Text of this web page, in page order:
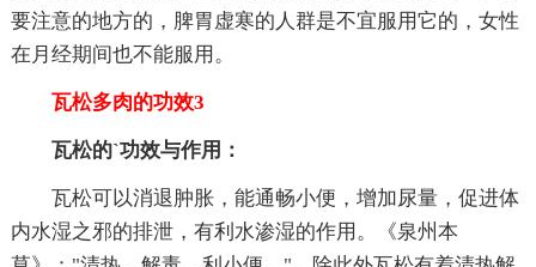
要注意的地方的，脾胃虚寒的人群是不宜服用它的，女性
在月经期间也不能服用。
瓦松多肉的功效3
瓦松的`功效与作用：
瓦松可以消退肿胀，能通畅小便，增加尿量，促进体
内水湿之邪的排泄，有利水渗湿的作用。《泉州本